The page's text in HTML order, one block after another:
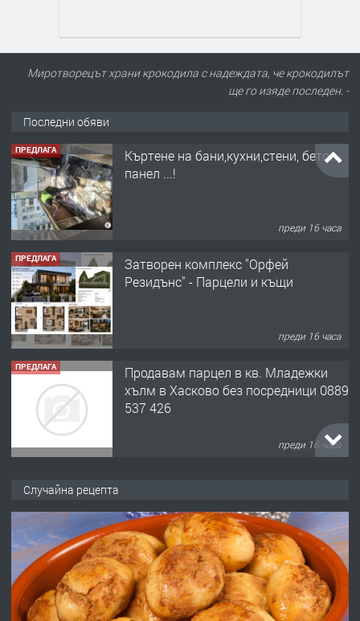
Миротворецът храни крокодила с надеждата, че крокодилът
ще го изяде последен. -
Последни обяви
ПРЕДЛАГА
Къртене на бани,кухни,стени, бетон,
панел ...!
преди 16 часа
ПРЕДЛАГА
Затворен комплекс "Орфей
Резидънс" - Парцели и къщи
преди 16 часа
ПРЕДЛАГА
Продавам парцел в кв. Младежки
хълм в Хасково без посредници 0889
537 426
преди 16 часа
преди 16 часа
ПРЕДЛАГА Под НАЕМ двустаен Орфей
Случайна рецепта